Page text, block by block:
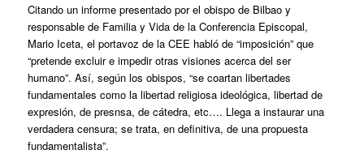
Citando un informe presentado por el obispo de Bilbao y
responsable de Familia y Vida de la Conferencia Episcopal,
Mario Iceta, el portavoz de la CEE habló de “imposición” que
“pretende excluir e impedir otras visiones acerca del ser
humano”. Así, según los obispos, “se coartan libertades
fundamentales como la libertad religiosa ideológica, libertad de
expresión, de presnsa, de cátedra, etc…. Llega a instaurar una
verdadera censura; se trata, en definitiva, de una propuesta
fundamentalista”.